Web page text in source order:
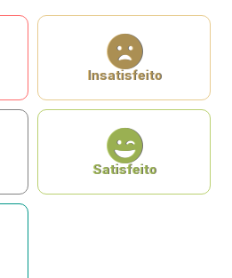
Insatisfeito
Satisfeito